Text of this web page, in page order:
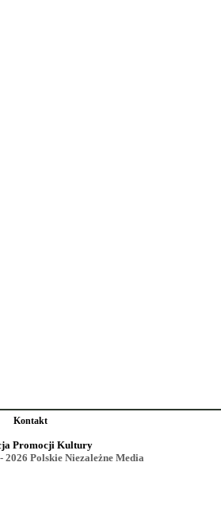
Kontakt
Promocji Kultury
Polskie Niezależne Media